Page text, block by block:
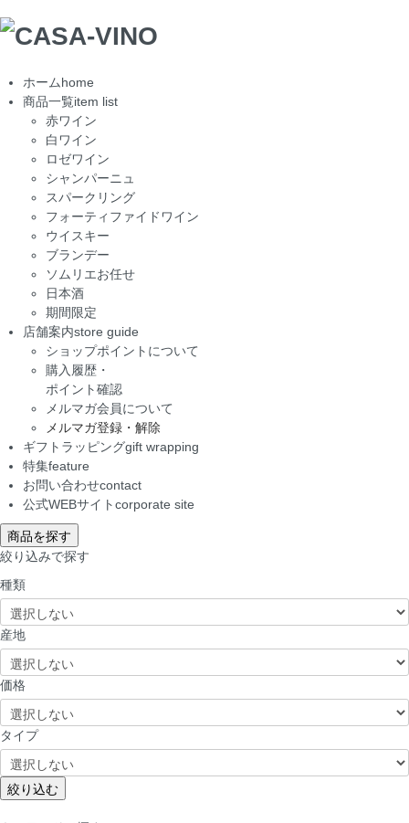
ホームhome
商品一覧item list
赤ワイン
白ワイン
ロゼワイン
シャンパーニュ
スパークリング
フォーティファイドワイン
ウイスキー
ブランデー
ソムリエお任せ
日本酒
期間限定
店舗案内store guide
ショップポイントについて
購入履歴・
ポイント確認
メルマガ会員について
メルマガ登録・解除
ギフトラッピングgift wrapping
特集feature
お問い合わせcontact
公式WEBサイトcorporate site
商品を探す
絞り込みで探す
種類
産地
価格
タイプ
絞り込む